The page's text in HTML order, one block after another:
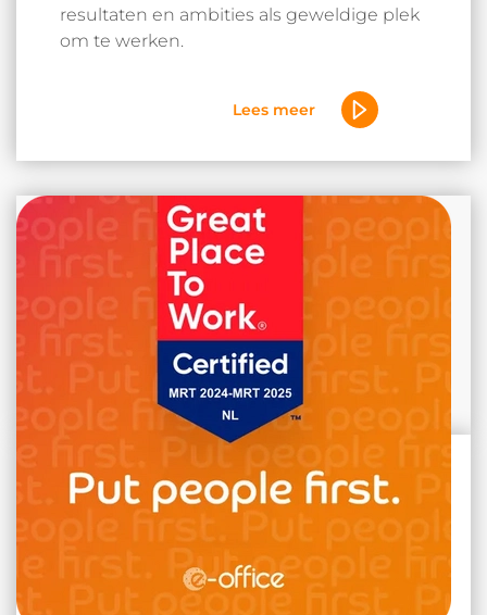
resultaten en ambities als geweldige plek
om te werken.
Lees meer
Leestijd:5 min.
e-office behaalt Great Place
To Work Certification™
e-office is ontzettend trots om Certified™